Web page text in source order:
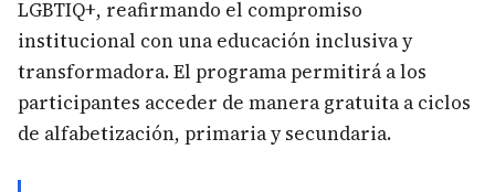
LGBTIQ+, reafirmando el compromiso
institucional con una educación inclusiva y
transformadora. El programa permitirá a los
participantes acceder de manera gratuita a ciclos
de alfabetización, primaria y secundaria.